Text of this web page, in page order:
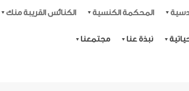
المحكمة الكنسية الكنائس القريبة منك
نبذة عنا مجتمعنا